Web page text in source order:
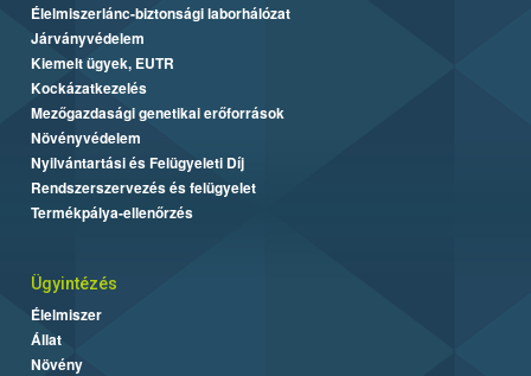
Élelmiszerlánc-biztonsági laborhálózat
Járványvédelem
Kiemelt ügyek, EUTR
Kockázatkezelés
Mezőgazdasági genetikai erőforrások
Növényvédelem
Nyilvántartási és Felügyeleti Díj
Rendszerszervezés és felügyelet
Termékpálya-ellenőrzés
Ügyintézés
Élelmiszer
Állat
Növény